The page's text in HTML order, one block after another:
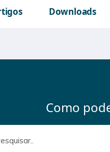
Downloads
Como